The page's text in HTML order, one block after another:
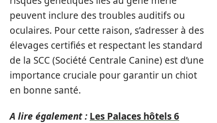
peuvent inclure des troubles auditifs ou
oculaires. Pour cette raison, s’adresser à des
élevages certifiés et respectant les standard
de la SCC (Société Centrale Canine) est d’une
importance cruciale pour garantir un chiot
en bonne santé.
A lire également : Les Palaces hôtels 6